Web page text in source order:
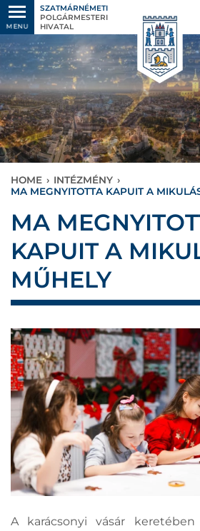
MENU
SZATMÁRNÉMETI
POLGÁRMESTERI
HIVATAL
HOME › INTÉZMÉNY ›
MA MEGNYITOTTA KAPUIT A
MA
KAPUIT A
MŰHELY
A karácsonyi vásár